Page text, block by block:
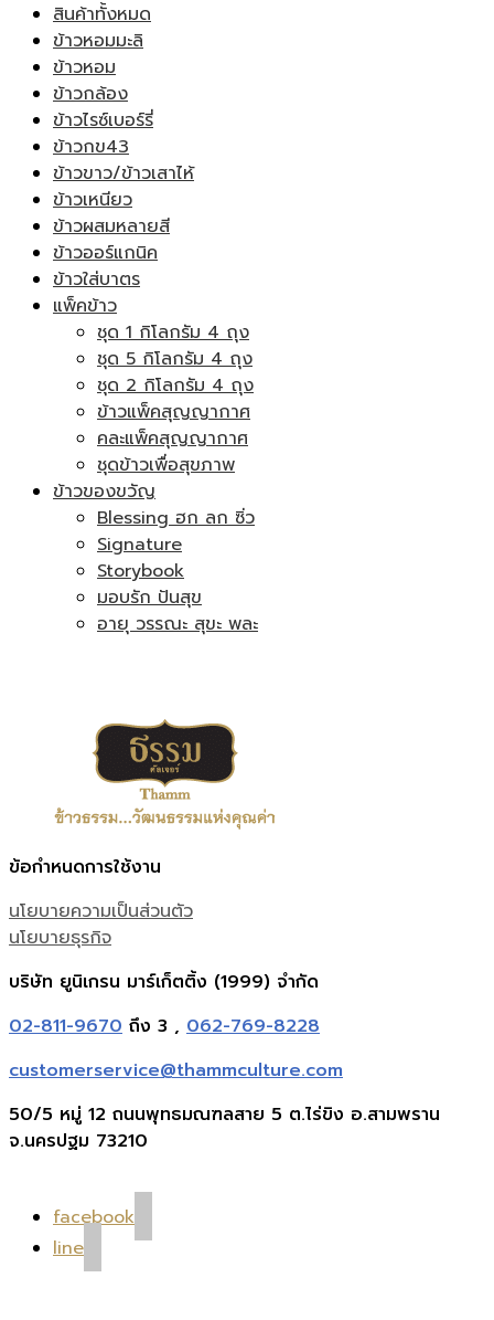
สินค้าทั้งหมด
ข้าวหอมมะลิ
ข้าวหอม
ข้าวกล้อง
ข้าวไรซ์เบอร์รี่
ข้าวกข43
ข้าวขาว/ข้าวเสาไห้
ข้าวเหนียว
ข้าวผสมหลายสี
ข้าวออร์แกนิค
ข้าวใส่บาตร
แพ็คข้าว
ชุด 1 กิโลกรัม 4 ถุง
ชุด 5 กิโลกรัม 4 ถุง
ชุด 2 กิโลกรัม 4 ถุง
ข้าวแพ็คสุญญากาศ
คละแพ็คสุญญากาศ
ชุดข้าวเพื่อสุขภาพ
ข้าวของขวัญ
Blessing ฮก ลก ซิ่ว
Signature
Storybook
มอบรัก ปันสุข
อายุ วรรณะ สุขะ พละ
ข้อกำหนดการใช้งาน
นโยบายความเป็นส่วนตัว
นโยบายธุรกิจ
บริษัท ยูนิเกรน มาร์เก็ตติ้ง (1999) จำกัด
02-811-9670 ถึง 3 , 062-769-8228
customerservice@thammculture.com
50/5 หมู่ 12 ถนนพุทธมณฑลสาย 5 ต.ไร่ขิง อ.สามพราน
จ.นครปฐม 73210
facebook
line